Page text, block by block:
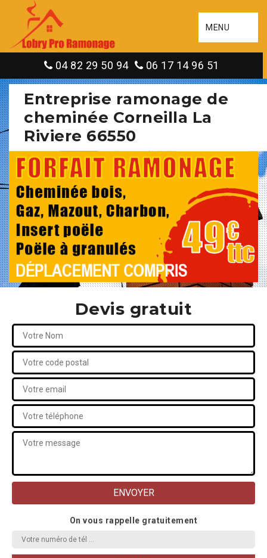
MENU
04 82 29 50 94 06 17 14 96 51
Entreprise ramonage de
cheminée Corneilla La
Riviere 66550
Devis gratuit
On vous rappelle gratuitement